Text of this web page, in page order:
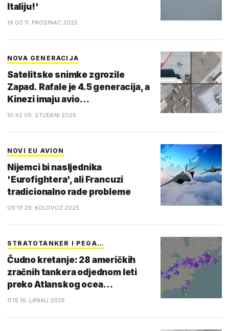
Italiju!'
19:00 11. PROSINAC 2025.
NOVA GENERACIJA
Satelitske snimke zgrozile
Zapad. Rafale je 4.5 generacija, a
Kinezi imaju avio…
10:42 05. STUDENI 2025.
NOVI EU AVION
Nijemci bi nasljednika
'Eurofightera', ali Francuzi
tradicionalno rade probleme
09:13 29. KOLOVOZ 2025.
STRATOTANKER I PEGA…
Čudno kretanje: 28 američkih
zračnih tankera odjednom leti
preko Atlanskog ocea…
11:15 16. LIPANJ 2025.